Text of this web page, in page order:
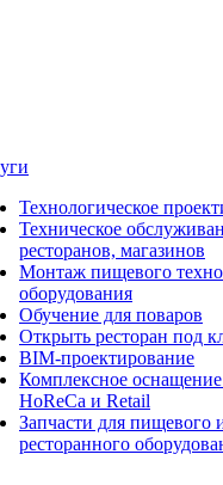
Технологическое
Техническое
ресторанов, магазинов
Монтаж пищевого
оборудования
Обучение для поваров
Открыть ресторан под
BIM-проектирование
Комплексное оснащение
HoReCa и Retail
Запчасти для пищевого
ресторанного